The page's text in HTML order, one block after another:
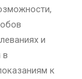
и
в
к